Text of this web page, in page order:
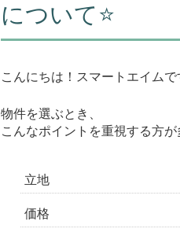
について⭐️
こんにちは！スマートエイム
物件を選ぶとき、
こんなポイントを重視する方が
立地
価格